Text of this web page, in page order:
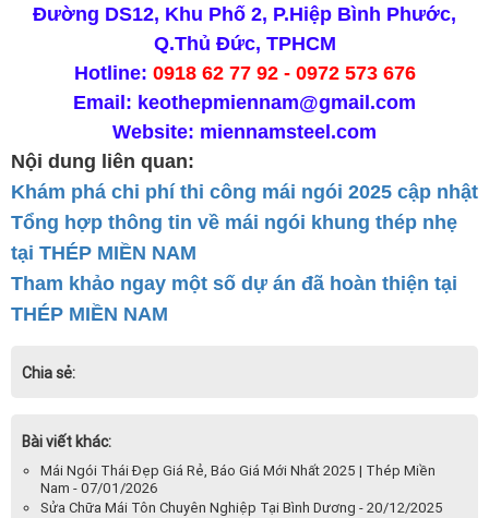
Đường DS12, Khu Phố 2, P.Hiệp Bình Phước,
Q.Thủ Đức, TPHCM
Hotline: 0918 62 77 92 - 0972 573 676
Email: keothepmiennam@gmail.com
Website: miennamsteel.com
Nội dung liên quan:
Khám phá chi phí thi công mái ngói 2025 cập nhật
Tổng hợp thông tin về mái ngói khung thép nhẹ
tại THÉP MIỀN NAM
Tham khảo ngay một số dự án đã hoàn thiện tại
THÉP MIỀN NAM
Chia sẻ:
Bài viết khác:
Mái Ngói Thái Đẹp Giá Rẻ, Báo Giá Mới Nhất 2025 | Thép Miền
Nam - 07/01/2026
Sửa Chữa Mái Tôn Chuyên Nghiệp Tại Bình Dương - 20/12/2025